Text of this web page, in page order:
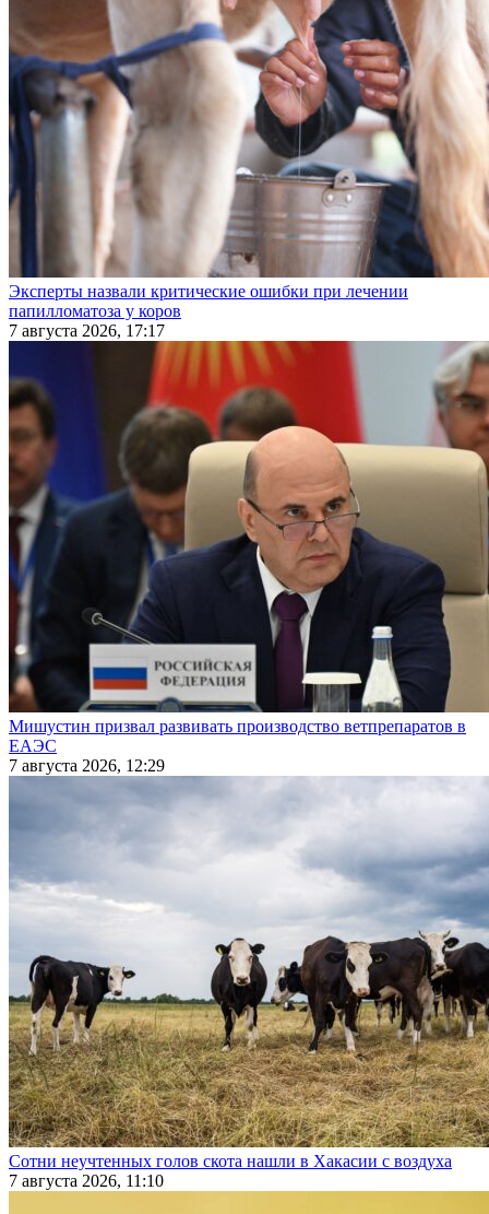
Эксперты назвали критические ошибки при лечении
папилломатоза у коров
7 августа 2026, 17:17
Мишустин призвал развивать производство ветпрепаратов в
ЕАЭС
7 августа 2026, 12:29
Сотни неучтенных голов скота нашли в Хакасии с воздуха
7 августа 2026, 11:10